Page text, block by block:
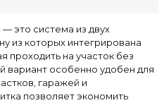
это система из двух
из которых интегрирована
проходить на участок без
вариант особенно удобен для
гаражей и
позволяет экономить